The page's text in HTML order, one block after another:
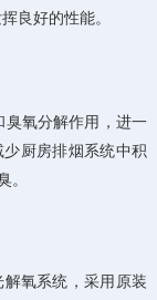
良好的性能。
臭氧分解作用，进一
厨房排烟系统中积
。
氧系统，采用原装